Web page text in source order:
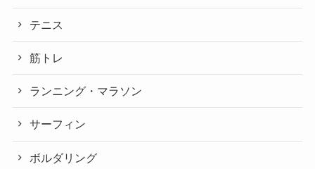
テニス
筋トレ
ランニング・マラソン
サーフィン
ボルダリング